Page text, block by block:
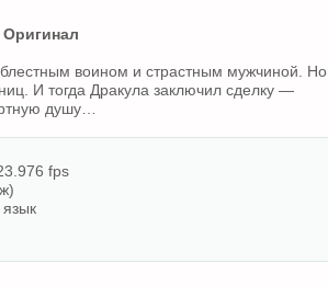
воином и страстным мужчиной. Но
И тогда Дракула заключил сделку —
душу…
fps